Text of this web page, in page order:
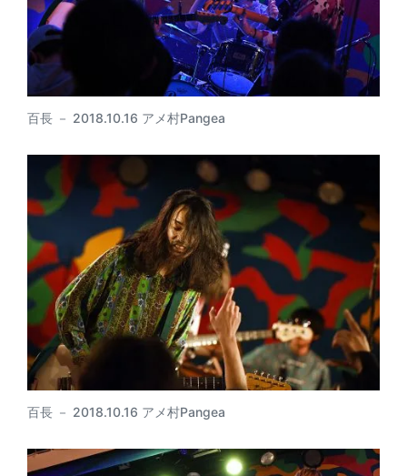
百長 － 2018.10.16 アメ村Pangea
百長 － 2018.10.16 アメ村Pangea